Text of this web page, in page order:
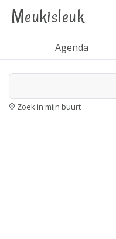
Meukisleuk
Agenda
Zoek in mijn buurt